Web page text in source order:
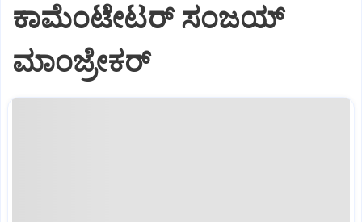
ಕಾಮೆಂಟೇಟರ್‌ ಸಂಜಯ್‌
ಮಾಂಜ್ರೇಕರ್